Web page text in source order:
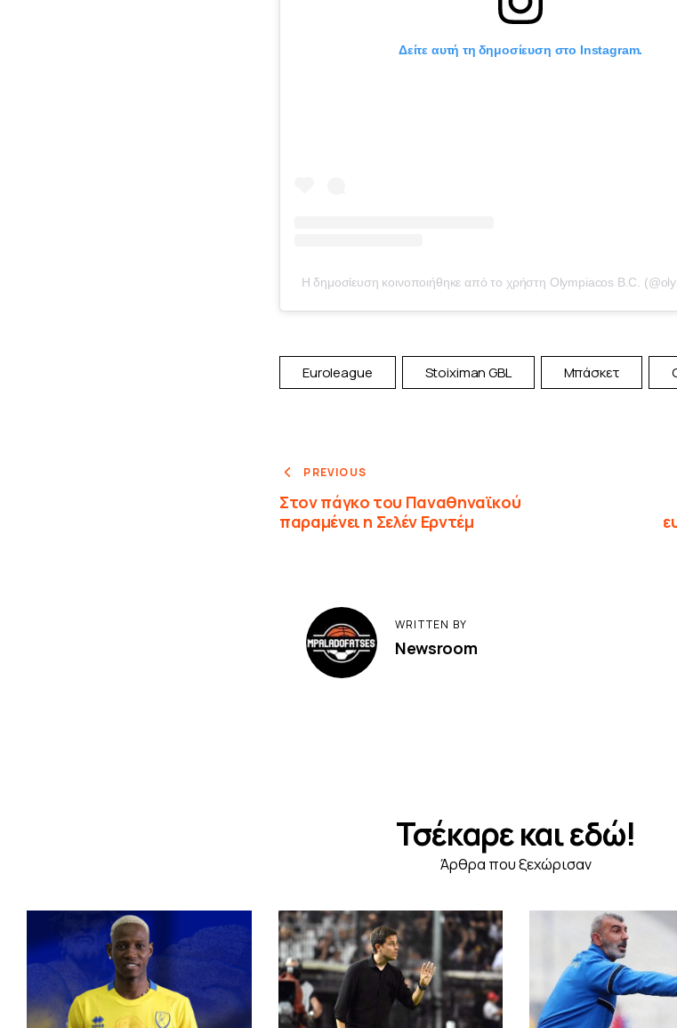
Δείτε αυτή τη δημοσίευση στο Instagram.
Η δημοσίευση κοινοποιήθηκε από το χρήστη Olympiacos B.C.
Euroleague Stoiximan GBL Μπάσκετ
PREVIOUS
Στον πάγκο του Παναθηναϊκού
παραμένει η Σελέν Ερντέμ
WRITTEN BY
Newsroom
Τσέκαρε και εδώ!
Άρθρα που ξεχώρισαν